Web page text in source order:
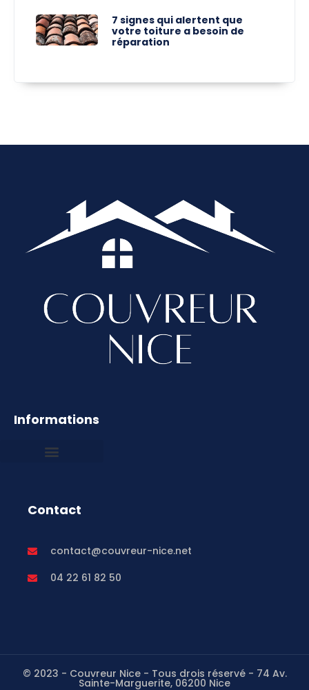
7 signes qui alertent que
votre toiture a besoin de
réparation
Informations
Contact
contact@couvreur-nice.net
04 22 61 82 50
© 2023 - Couvreur Nice - Tous drois réservé - 74 Av.
Sainte-Marguerite, 06200 Nice